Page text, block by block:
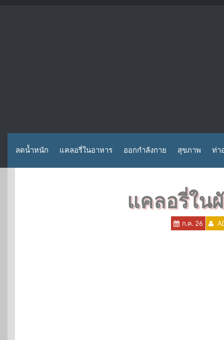
Skip
ลดน้ำหนัก แคลอรี่ในอาหาร ออกกำลังกาย สุขภาพ ท่า
แคลอรี่ใน
ก.ค. 26